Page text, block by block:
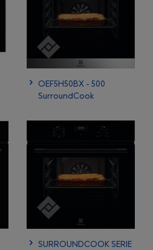
OEF5H50BX - 500
SurroundCook
SURROUNDCOOK SERIE